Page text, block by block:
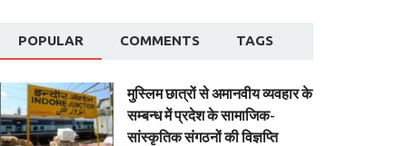
POPULAR COMMENTS TAGS
मुस्लिम छात्रों से अमानवीय व्यवहार के
सम्बन्ध में प्रदेश के सामाजिक-
सांस्कृतिक संगठनों की विज्ञप्ति